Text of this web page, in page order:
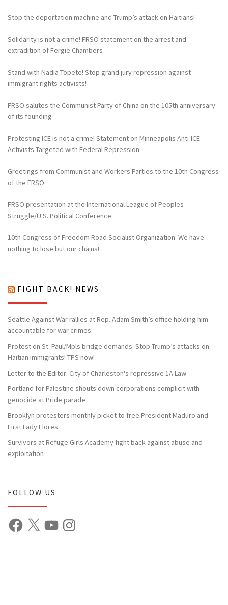
Stop the deportation machine and Trump’s attack on Haitians!
Solidarity is not a crime! FRSO statement on the arrest and
extradition of Fergie Chambers
Stand with Nadia Topete! Stop grand jury repression against
immigrant rights activists!
FRSO salutes the Communist Party of China on the 105th anniversary
of its founding
Protesting ICE is not a crime! Statement on Minneapolis Anti-ICE
Activists Targeted with Federal Repression
Greetings from Communist and Workers Parties to the 10th Congress
of the FRSO
FRSO presentation at the International League of Peoples
Struggle/U.S. Political Conference
10th Congress of Freedom Road Socialist Organization: We have
nothing to lose but our chains!
FIGHT BACK! NEWS
Seattle Against War rallies at Rep. Adam Smith’s office holding him
accountable for war crimes
Protest on St. Paul/Mpls bridge demands: Stop Trump’s attacks on
Haitian immigrants! TPS now!
Letter to the Editor: City of Charleston's repressive 1A Law
Portland for Palestine shouts down corporations complicit with
genocide at Pride parade
Brooklyn protesters monthly picket to free President Maduro and
First Lady Flores
Survivors at Refuge Girls Academy fight back against abuse and
exploitation
FOLLOW US
Facebook YouTubeInstagram